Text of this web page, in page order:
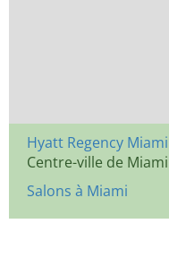
Hyatt Regency Miami
Centre-ville de
Salons à Miami